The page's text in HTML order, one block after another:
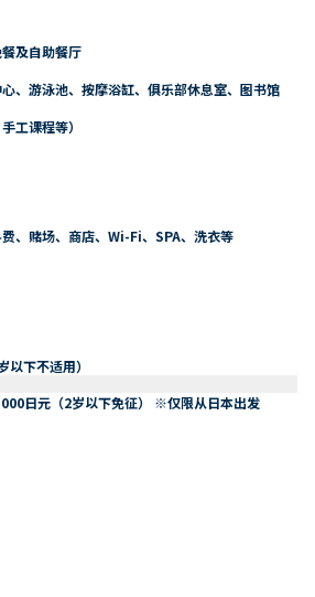
及自助餐厅
、游泳池、按摩浴缸、俱乐部休息室、图书馆
工课程等）
、赌场、商店、Wi-Fi、SPA、洗衣等
下不适用）
日元（2岁以下免征） ※仅限从日本出发